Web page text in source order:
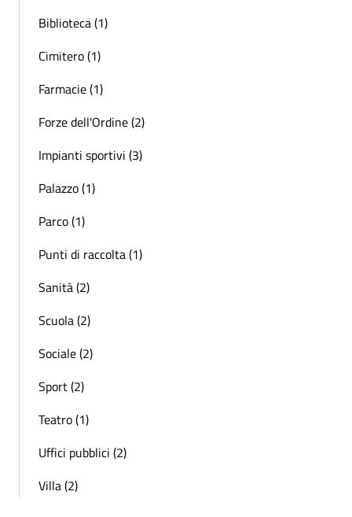
Biblioteca (1)
Cimitero (1)
Farmacie (1)
Forze dell'Ordine (2)
Impianti sportivi (3)
Palazzo (1)
Parco (1)
Punti di raccolta (1)
Sanità (2)
Scuola (2)
Sociale (2)
Sport (2)
Teatro (1)
Uffici pubblici (2)
Villa (2)